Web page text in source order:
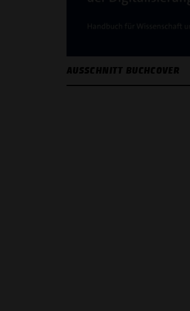
AUSSCHNITT BUCHCOVER